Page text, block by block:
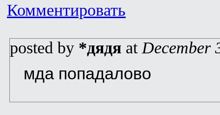
Комментировать
posted by *дядя at December
мда попадалово